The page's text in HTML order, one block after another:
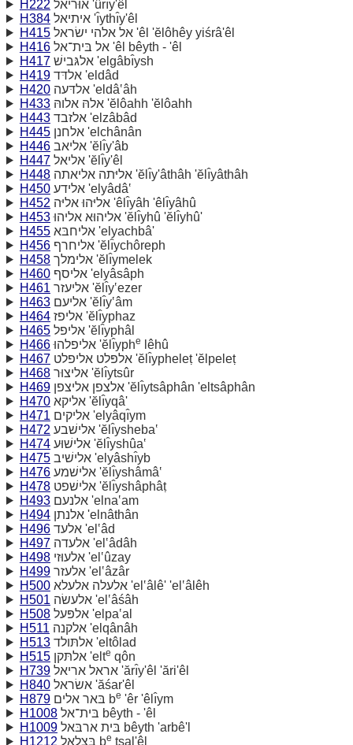
H222
אוּריאל 'ûrı̂y'êl
H384
איתיאל 'ı̂ythı̂y'êl
H415
אל אלהי ישׂראל 'êl 'ĕlôhêy yiśrâ'êl
H416
אל בּית־אל 'êl bêyth - 'êl
H417
אלגּבישׁ 'elgâbı̂ysh
H419
אלדּד 'eldâd
H420
אלדּעה 'eldâ‛âh
H433
אלהּ אלוהּ 'ĕlôahh 'ĕlôahh
H443
אלזבד 'elzâbâd
H445
אלחנן 'elchânân
H446
אליאב 'ĕlı̂y'âb
H447
אליאל 'ĕlı̂y'êl
H448
אליּתה אליאתה 'ĕlı̂y'âthâh 'ĕlı̂yâthâh
H450
אלידע 'elyâdâ‛
H452
אליּהוּ אליּה 'êlı̂yâh 'êlı̂yâhû
H453
אליהוּא אליהוּ 'ĕlı̂yhû 'ĕlı̂yhû'
H455
אליחבּא 'elyachbâ'
H456
אליחרף 'ĕlı̂ychôreph
H458
אלימלך 'ĕlı̂ymelek
H460
אליסף 'elyâsâph
H461
אליעזר 'ĕlı̂y‛ezer
H463
אליעם 'ĕlı̂y‛âm
H464
אליפז 'ĕlı̂yphaz
H465
אליפל 'ĕlı̂yphâl
H466
אליפלהוּ 'ĕlı̂yphe
lêhû
H467
אלפּלט אליפלט 'ĕlı̂ypheleṭ 'ĕlpeleṭ
H468
אליצוּר 'ĕlı̂ytsûr
H469
אלצפן אליצפן 'ĕlı̂ytsâphân 'eltsâphân
H470
אליקא 'ĕlı̂yqâ'
H471
אליקים 'elyâqı̂ym
H472
אלישׁבע 'ĕlı̂ysheba‛
H474
אלישׁוּע 'ĕlı̂yshûa‛
H475
אלישׁיב 'elyâshı̂yb
H476
אלישׁמע 'ĕlı̂yshâmâ‛
H478
אלישׁפט 'ĕlı̂yshâphâṭ
H493
אלנעם 'elna‛am
H494
אלנתן 'elnâthân
H496
אלעד 'el‛âd
H497
אלעדה 'el‛âdâh
H498
אלעוּזי 'el‛ûzay
H499
אלעזר 'el‛âzâr
H500
אלעלה אלעלא 'el‛âlê' 'el‛âlêh
H501
אלעשׂה 'el‛âśâh
H508
אלפּעל 'elpa‛al
H511
אלקנה 'elqânâh
H513
אלתּולד 'eltôlad
H515
אלתּקן 'elte qôn
H739
אראל אריאל 'ărı̂y'êl 'ări'êl
H840
אשׂראל 'ăśar'êl
H879
בּאר אלים be 'êr 'êlı̂ym
H1008
בּית־אל bêyth - 'êl
H1009
בּית ארבּאל bêyth 'arbê'l
H1212
בּצלאל be tsal'êl